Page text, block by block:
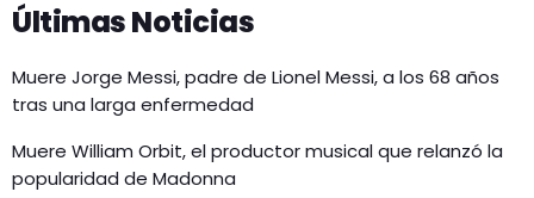
Últimas Noticias
Muere Jorge Messi, padre de Lionel Messi, a los 68 años
tras una larga enfermedad
Muere William Orbit, el productor musical que relanzó la
popularidad de Madonna